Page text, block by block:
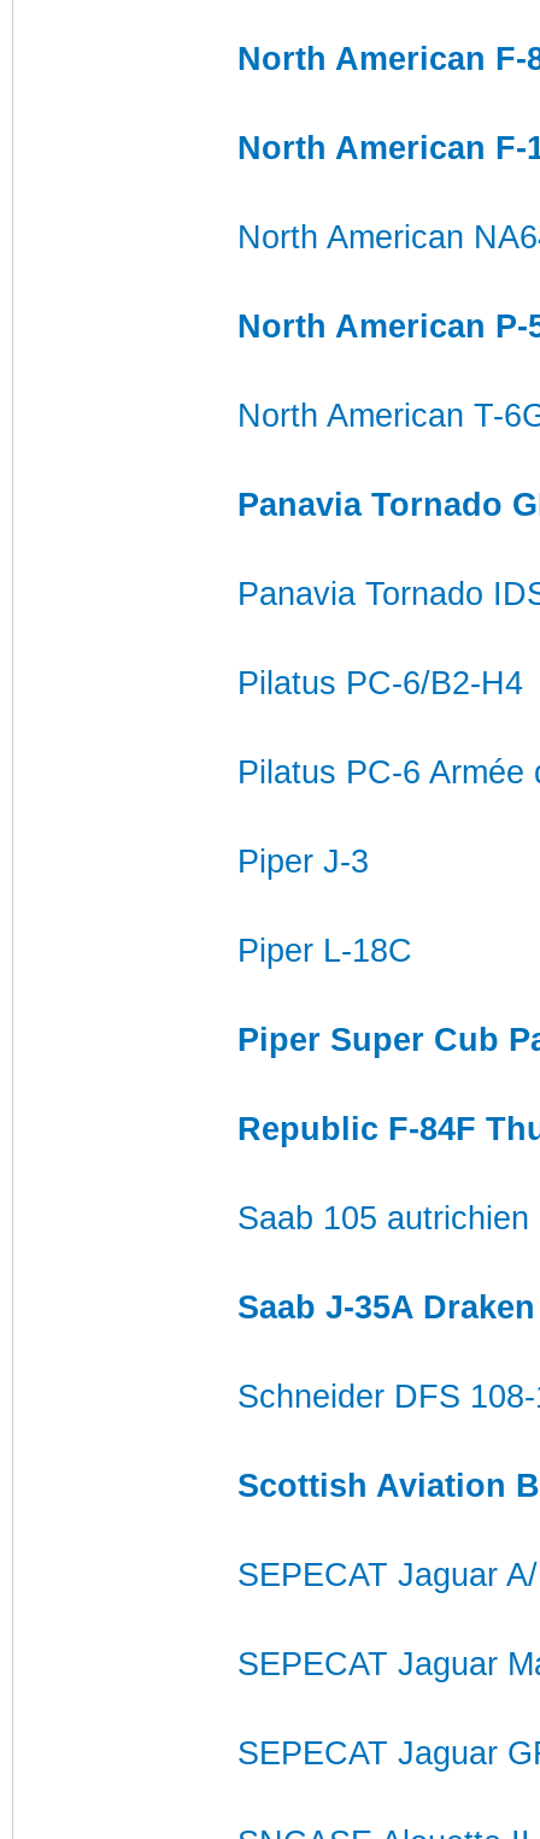
North American F-
North American F-
North American
North American P-
North American T-
Panavia Tornado
Panavia Tornado
Pilatus PC-6/B2-H4
Pilatus PC-6 Armée
Piper J-3
Piper L-18C
Piper Super Cub
Republic F-84F
Saab 105 autrichien
Saab J-35A Draken
Schneider DFS
Scottish Aviation
SEPECAT Jaguar
SEPECAT Jaguar
SEPECAT Jaguar